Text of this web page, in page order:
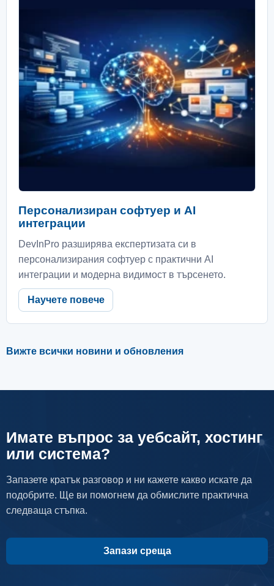
Персонализиран софтуер и AI
интеграции
DevInPro разширява експертизата си в
персонализирания софтуер с практични AI
интеграции и модерна видимост в търсенето.
Научете повече
Вижте всички новини и обновления
Имате въпрос за уебсайт, хостинг
или система?
Запазете кратък разговор и ни кажете какво искате да
подобрите. Ще ви помогнем да обмислите практична
следваща стъпка.
Запази среща